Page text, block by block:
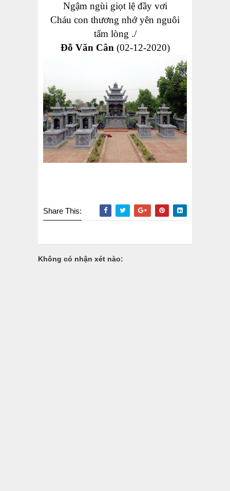
Ngậm ngùi giọt lệ đầy vơi
Cháu con thương nhớ yên nguôi
tấm lòng ./
Đỗ Văn Cân (02-12-2020)
Share This:
Không có nhận xét nào: